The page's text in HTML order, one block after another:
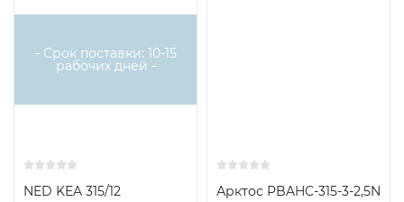
аналог
- Срок поставки: 10-15
рабочих дней -
NED KEA 315/12
Арктос PBAHC-315-3-2,5N